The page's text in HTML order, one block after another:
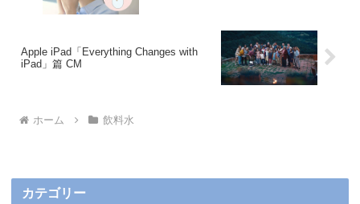
Apple iPad「Everything Changes with
iPad」篇 CM
ホーム 飲料水
カテゴリー